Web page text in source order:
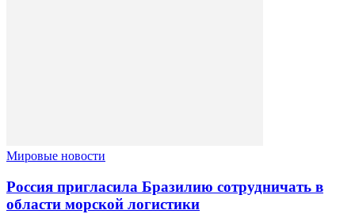
Мировые новости
Россия пригласила Бразилию сотрудничать в
области морской логистики